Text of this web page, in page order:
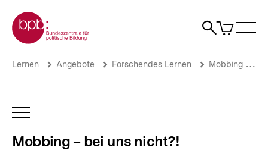
zum
Seiteninhalt
springen
Zur Startseite der bpb
Suche
Artikel
im
Baustein
bei
Mobbing?
Gegenmaßnahmen
Brotkrümelnavigation
Pfadnavigation
Lernen Angebote Forschendes Lernen Mobbing – bei uns nicht?!
INHALTSNAVIGATION
Mobbing – bei uns nicht?!